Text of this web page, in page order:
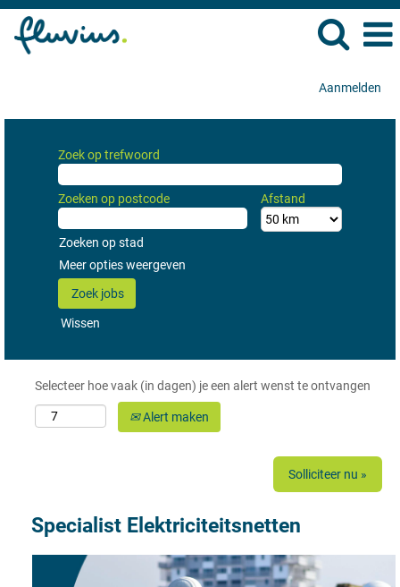
Aanmelden
Zoek op trefwoord
Zoeken op postcode Afstand
Zoeken op stad
Meer opties weergeven
Wissen
Selecteer hoe vaak (in dagen) je een alert wenst te ontvangen
Alert maken
Solliciteer nu »
Specialist Elektriciteitsnetten